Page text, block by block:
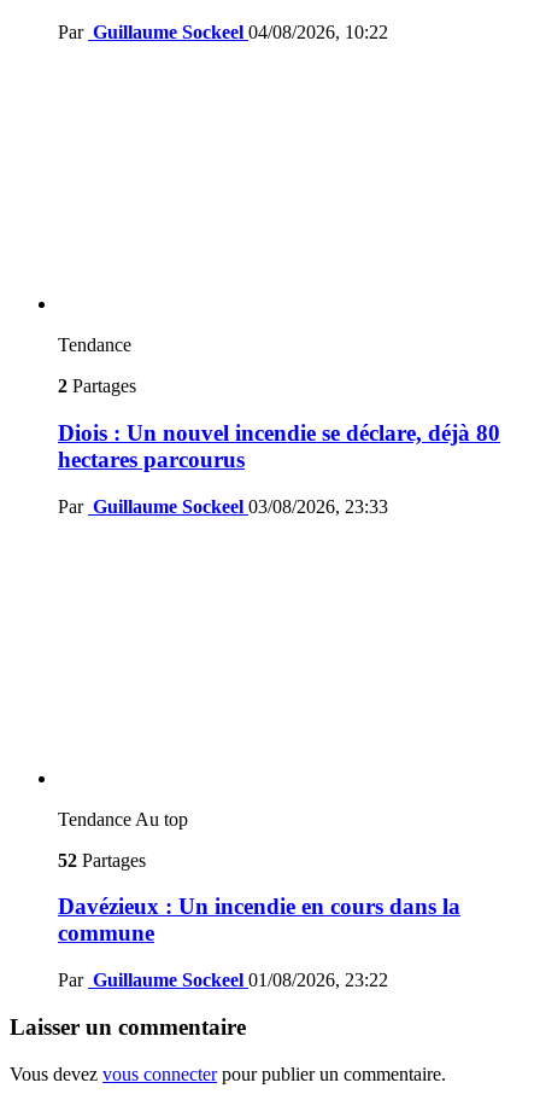
Par Guillaume Sockeel 04/08/2026, 10:22
Tendance
2 Partages
Diois : Un nouvel incendie se déclare, déjà 80
hectares parcourus
Par Guillaume Sockeel 03/08/2026, 23:33
Tendance Au top
52 Partages
Davézieux : Un incendie en cours dans la
commune
Par Guillaume Sockeel 01/08/2026, 23:22
Laisser un commentaire
Vous devez vous connecterpour publier un commentaire.